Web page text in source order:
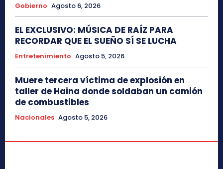
Gobierno Agosto 6, 2026
EL EXCLUSIVO: MÚSICA DE RAÍZ PARA
RECORDAR QUE EL SUEÑO SÍ SE LUCHA
Entretenimiento Agosto 5, 2026
Muere tercera víctima de explosión en
taller de Haina donde soldaban un camión
de combustibles
Nacionales Agosto 5, 2026